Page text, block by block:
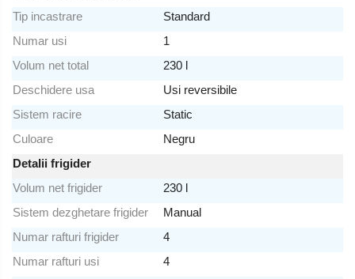
Tip incastrare
Standard
Numar usi
1
Volum net total
230 l
Deschidere usa
Usi reversibile
Sistem racire
Static
Culoare
Negru
Detalii frigider
Volum net frigider
230 l
Sistem dezghetare frigider
Manual
Numar rafturi frigider
4
Numar rafturi usi
4